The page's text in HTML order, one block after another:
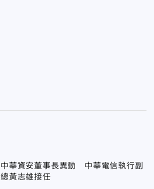
中華資安董事長異動 中華電信執行副
總黃志雄接任